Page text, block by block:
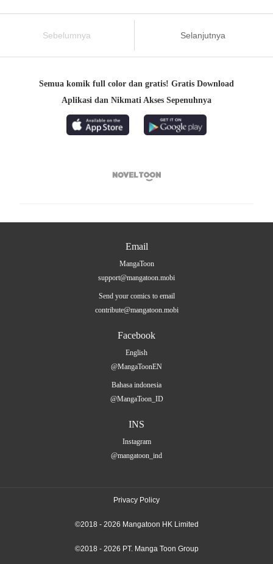
Sebelumnya Selanjutnya
Semua komik full color dan gratis! Gratis Download
Aplikasi dan Nikmati Akses Sepenuhnya

Email
MangaToon
support@mangatoon.mobi
Send your comics to email
contribute@mangatoon.mobi
Facebook
English
@MangaToonEN
Bahasa indonesia
@MangaToon_ID
INS
Instagram
@mangatoon_ind
Privacy Policy
©2018 - 2026 Mangatoon HK Limited
©2018 - 2026 PT. Manga Toon Group